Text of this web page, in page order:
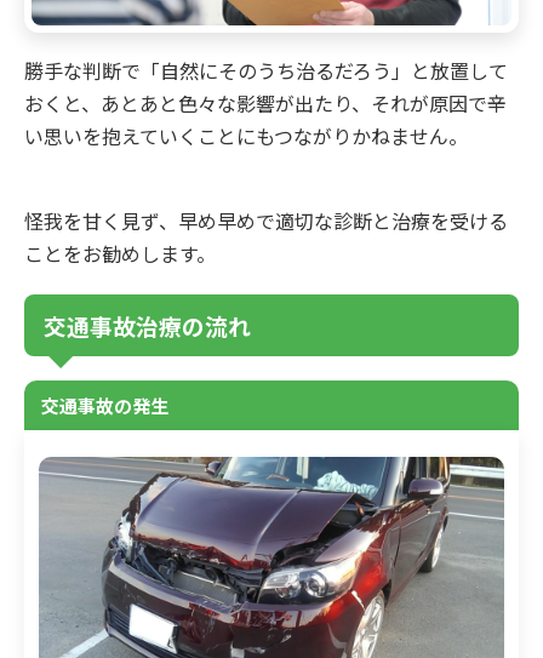
勝手な判断で「自然にそのうち治るだろう」と放置して
おくと、あとあと色々な影響が出たり、それが原因で辛
い思いを抱えていくことにもつながりかねません。
怪我を甘く見ず、早め早めで適切な診断と治療を受ける
ことをお勧めします。
交通事故治療の流れ
交通事故の発生